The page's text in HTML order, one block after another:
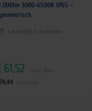
3000-6500K IP65 –
Levertijd 2-4 weken
61,52
74,44